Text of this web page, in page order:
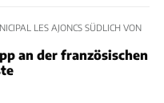
LES AJONCS SÜDLICH VON
an der französischen